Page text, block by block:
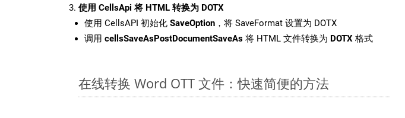
使用 CellsApi 将 HTML 转换为 DOTX
使用 CellsAPI 初始化 SaveOption ，将 SaveFormat 设置为 DOTX
调用 cellsSaveAsPostDocumentSaveAs 将 HTML 文件转换为 DOTX 格式
在线转换 Word OTT 文件：快速简便的方法